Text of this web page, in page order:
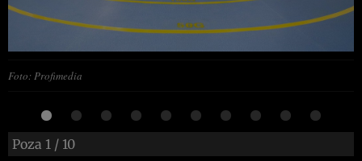
Foto: Profimedia
Poza 1 / 10